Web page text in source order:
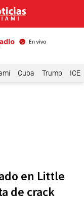
Cuba Trump ICE
en Little
de crack